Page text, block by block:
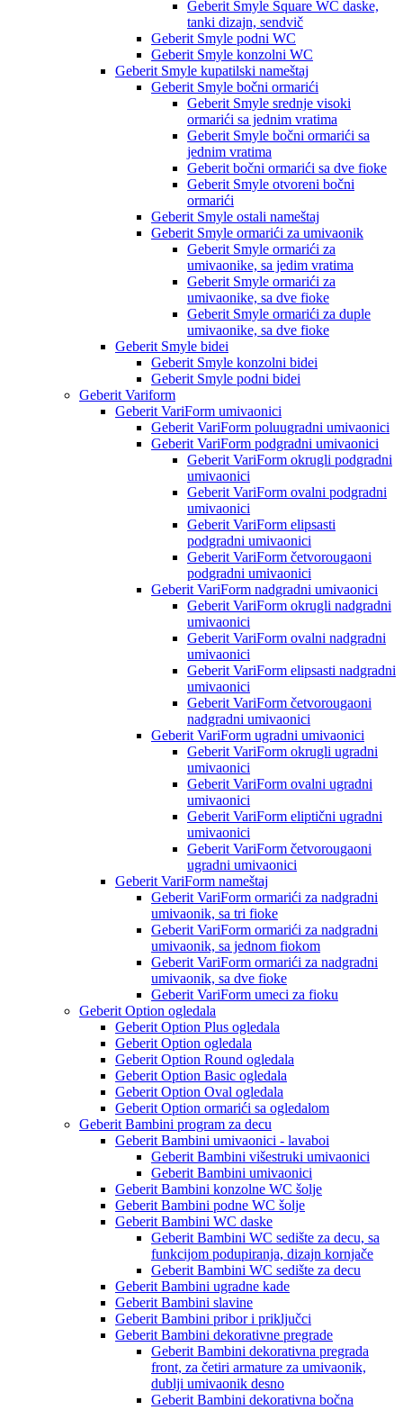
Geberit Smyle Square WC daske,
tanki dizajn, sendvič
Geberit Smyle podni WC
Geberit Smyle konzolni WC
Geberit Smyle kupatilski nameštaj
Geberit Smyle bočni ormarići
Geberit Smyle srednje visoki
ormarići sa jednim vratima
Geberit Smyle bočni ormarići sa
jednim vratima
Geberit bočni ormarići sa dve fioke
Geberit Smyle otvoreni bočni
ormarići
Geberit Smyle ostali nameštaj
Geberit Smyle ormarići za umivaonik
Geberit Smyle ormarići za
umivaonike, sa jedim vratima
Geberit Smyle ormarići za
umivaonike, sa dve fioke
Geberit Smyle ormarići za duple
umivaonike, sa dve fioke
Geberit Smyle bidei
Geberit Smyle konzolni bidei
Geberit Smyle podni bidei
Geberit Variform
Geberit VariForm umivaonici
Geberit VariForm poluugradni umivaonici
Geberit VariForm podgradni umivaonici
Geberit VariForm okrugli podgradni
umivaonici
Geberit VariForm ovalni podgradni
umivaonici
Geberit VariForm elipsasti
podgradni umivaonici
Geberit VariForm četvorougaoni
podgradni umivaonici
Geberit VariForm nadgradni umivaonici
Geberit VariForm okrugli nadgradni
umivaonici
Geberit VariForm ovalni nadgradni
umivaonici
Geberit VariForm elipsasti nadgradni
umivaonici
Geberit VariForm četvorougaoni
nadgradni umivaonici
Geberit VariForm ugradni umivaonici
Geberit VariForm okrugli ugradni
umivaonici
Geberit VariForm ovalni ugradni
umivaonici
Geberit VariForm eliptični ugradni
umivaonici
Geberit VariForm četvorougaoni
ugradni umivaonici
Geberit VariForm nameštaj
Geberit VariForm ormarići za nadgradni
umivaonik, sa tri fioke
Geberit VariForm ormarići za nadgradni
umivaonik, sa jednom fiokom
Geberit VariForm ormarići za nadgradni
umivaonik, sa dve fioke
Geberit VariForm umeci za fioku
Geberit Option ogledala
Geberit Option Plus ogledala
Geberit Option ogledala
Geberit Option Round ogledala
Geberit Option Basic ogledala
Geberit Option Oval ogledala
Geberit Option ormarići sa ogledalom
Geberit Bambini program za decu
Geberit Bambini umivaonici - lavaboi
Geberit Bambini višestruki umivaonici
Geberit Bambini umivaonici
Geberit Bambini konzolne WC šolje
Geberit Bambini podne WC šolje
Geberit Bambini WC daske
Geberit Bambini WC sedište za decu, sa
funkcijom podupiranja, dizajn kornjače
Geberit Bambini WC sedište za decu
Geberit Bambini ugradne kade
Geberit Bambini slavine
Geberit Bambini pribor i priključci
Geberit Bambini dekorativne pregrade
Geberit Bambini dekorativna pregrada
front, za četiri armature za umivaonik,
dublji umivaonik desno
Geberit Bambini dekorativna bočna